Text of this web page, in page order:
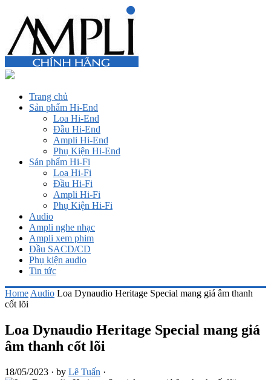
Trang chủ
Sản phẩm Hi-End
Loa Hi-End
Đầu Hi-End
Ampli Hi-End
Phụ Kiện Hi-End
Sản phẩm Hi-Fi
Loa Hi-Fi
Đầu Hi-Fi
Ampli Hi-Fi
Phụ Kiện Hi-Fi
Audio
Ampli nghe nhạc
Ampli xem phim
Đầu SACD/CD
Phụ kiện audio
Tin tức
Home Audio Loa Dynaudio Heritage Special mang giá âm thanh
cốt lõi
Loa Dynaudio Heritage Special mang giá
âm thanh cốt lõi
18/05/2023 · by Lê Tuấn ·